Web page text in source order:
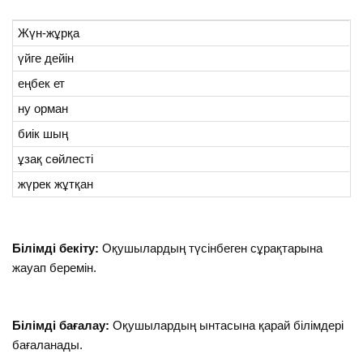
Жүн-жұрқа
үйге дейін
еңбек ет
ну орман
биік шың
ұзақ сөйлесті
жүрек жұтқан
Білімді бекіту: Оқушылардың түсінбеген сұрақтарына
жауап беремін.
Білімді бағалау: Оқушылардың ынтасына қарай білімдері
бағаланады.